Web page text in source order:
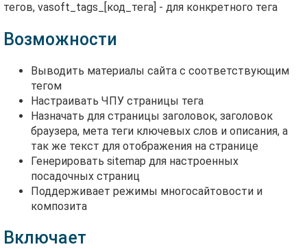
тегов, vasoft_tags_[код_тега] - для конкретного тега
Возможности
Выводить материалы сайта с соответствующим
тегом
Настраивать ЧПУ страницы тега
Назначать для страницы заголовок, заголовок
браузера, мета теги ключевых слов и описания, а
так же текст для отображения на странице
Генерировать sitemap для настроенных
посадочных страниц
Поддерживает режимы многосайтовости и
композита
Включает